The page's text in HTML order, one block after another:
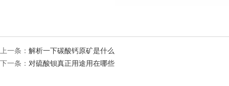
上一条： 解析一下碳酸钙原矿是什么
下一条： 对硫酸钡真正用途用在哪些